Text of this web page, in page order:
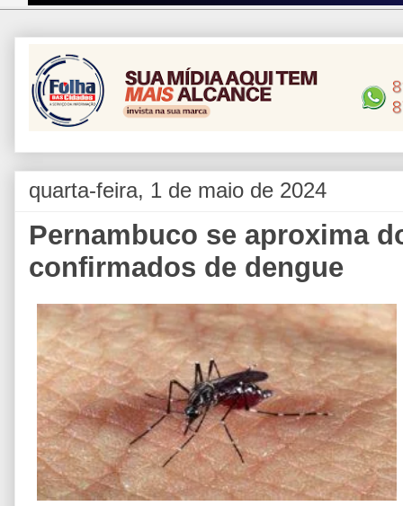
quarta-feira, 1 de maio de 2024
Pernambuco se aproxima
confirmados de dengue